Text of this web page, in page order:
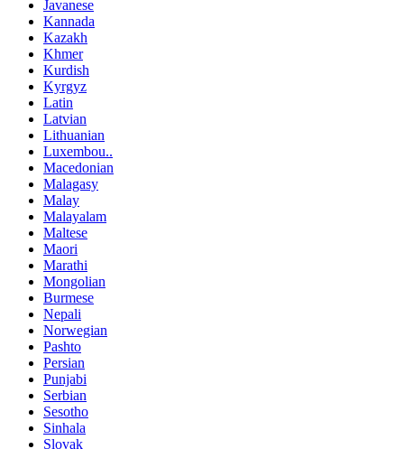
Javanese
Kannada
Kazakh
Khmer
Kurdish
Kyrgyz
Latin
Latvian
Lithuanian
Luxembou..
Macedonian
Malagasy
Malay
Malayalam
Maltese
Maori
Marathi
Mongolian
Burmese
Nepali
Norwegian
Pashto
Persian
Punjabi
Serbian
Sesotho
Sinhala
Slovak